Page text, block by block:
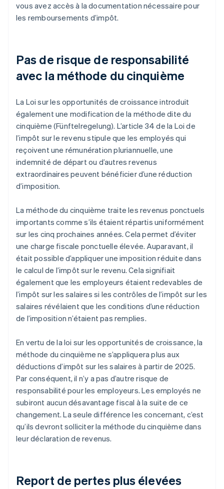
vous avez accès à la documentation nécessaire pour
les remboursements d’impôt.
Pas de risque de responsabilité
avec la méthode du cinquième
La Loi sur les opportunités de croissance introduit
également une modification de la méthode dite du
cinquième (Fünftelregelung). L’article 34 de la Loi de
l’impôt sur le revenu stipule que les employés qui
reçoivent une rémunération pluriannuelle, une
indemnité de départ ou d’autres revenus
extraordinaires peuvent bénéficier d’une réduction
d’imposition.
La méthode du cinquième traite les revenus ponctuels
importants comme s’ils étaient répartis uniformément
sur les cinq prochaines années. Cela permet d’éviter
une charge fiscale ponctuelle élevée. Auparavant, il
était possible d’appliquer une imposition réduite dans
le calcul de l’impôt sur le revenu. Cela signifiait
également que les employeurs étaient redevables de
l’impôt sur les salaires si les contrôles de l’impôt sur les
salaires révélaient que les conditions d’une réduction
de l’imposition n’étaient pas remplies.
En vertu de la loi sur les opportunités de croissance, la
méthode du cinquième ne s’appliquera plus aux
déductions d’impôt sur les salaires à partir de 2025.
Par conséquent, il n’y a pas d’autre risque de
responsabilité pour les employeurs. Les employés ne
subiront aucun désavantage fiscal à la suite de ce
changement. La seule différence les concernant, c’est
qu’ils devront solliciter la méthode du cinquième dans
leur déclaration de revenus.
Report de pertes plus élevées